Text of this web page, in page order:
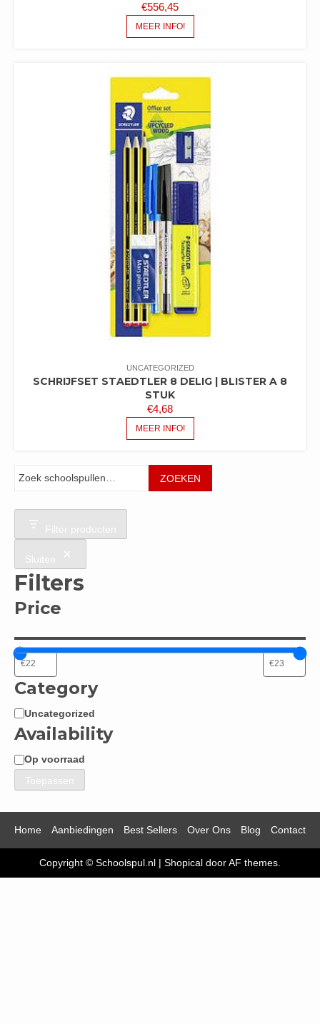
€556,45
MEER INFO!
UNCATEGORIZED
SCHRIJFSET STAEDTLER 8 DELIG | BLISTER A 8
STUK
€4,68
MEER INFO!
ZOEKEN
Filter producten
Sluiten
Filters
Price
Category
Categorie
Uncategorized
Availability
Beschikbaarheid
Op voorraad
Toepassen
Home Aanbiedingen Best Sellers Over Ons Blog Contact
Copyright © Schoolspul.nl | Shopical door AF themes.